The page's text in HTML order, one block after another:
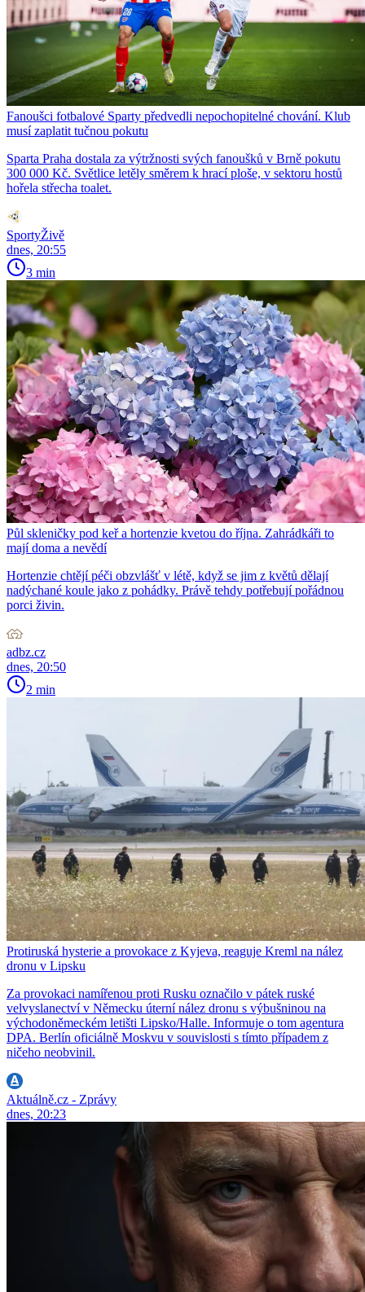
Fanoušci fotbalové Sparty předvedli nepochopitelné chování. Klub
musí zaplatit tučnou pokutu
Sparta Praha dostala za výtržnosti svých fanoušků v Brně pokutu
300 000 Kč. Světlice letěly směrem k hrací ploše, v sektoru hostů
hořela střecha toalet.
SportyŽivě
dnes, 20:55
3 min
Půl skleničky pod keř a hortenzie kvetou do října. Zahrádkáři to
mají doma a nevědí
Hortenzie chtějí péči obzvlášť v létě, když se jim z květů dělají
nadýchané koule jako z pohádky. Právě tehdy potřebují pořádnou
porci živin.
adbz.cz
dnes, 20:50
2 min
Protiruská hysterie a provokace z Kyjeva, reaguje Kreml na nález
dronu v Lipsku
Za provokaci namířenou proti Rusku označilo v pátek ruské
velvyslanectví v Německu úterní nález dronu s výbušninou na
východoněmeckém letišti Lipsko/Halle. Informuje o tom agentura
DPA. Berlín oficiálně Moskvu v souvislosti s tímto případem z
ničeho neobvinil.
Aktuálně.cz - Zprávy
dnes, 20:23